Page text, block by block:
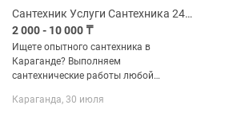
Сантехник Услуги Сантехника 24/7
2 000 - 10 000 ₸
Ищете опытного сантехника в
Караганде? Выполняем
сантехнические работы любой
магазинов, кафе и предприятий.
Караганда, 30 июля